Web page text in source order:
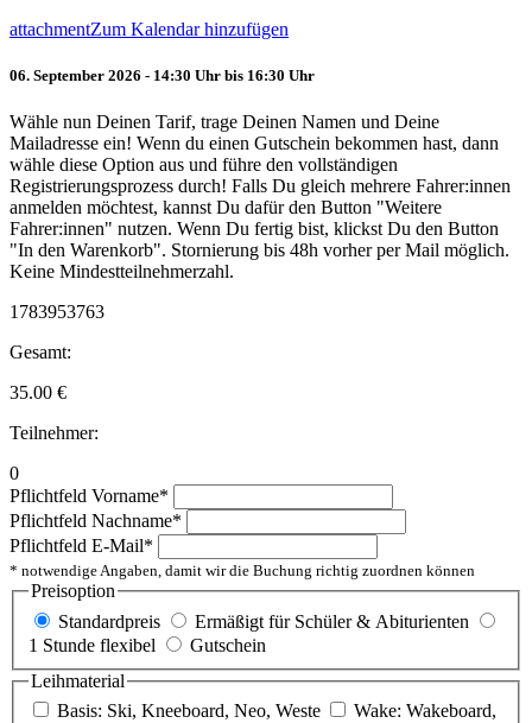
attachmentZum Kalendar hinzufügen
06. September 2026 - 14:30 Uhr bis 16:30 Uhr
Wähle nun Deinen Tarif, trage Deinen Namen und Deine
Mailadresse ein! Wenn du einen Gutschein bekommen hast, dann
wähle diese Option aus und führe den vollständigen
Registrierungsprozess durch! Falls Du gleich mehrere Fahrer:innen
anmelden möchtest, kannst Du dafür den Button "Weitere
Fahrer:innen" nutzen. Wenn Du fertig bist, klickst Du den Button
"In den Warenkorb". Stornierung bis 48h vorher per Mail möglich.
Keine Mindestteilnehmerzahl.
1783953763
Gesamt:
35.00 €
Teilnehmer:
0
Pflichtfeld Vorname*
Pflichtfeld Nachname*
Pflichtfeld E-Mail*
* notwendige Angaben, damit wir die Buchung richtig zuordnen können
Preisoption
Standardpreis
Ermäßigt für Schüler & Abiturienten
1 Stunde flexibel
Gutschein
Leihmaterial
Basis: Ski, Kneeboard, Neo, Weste
Wake: Wakeboard,